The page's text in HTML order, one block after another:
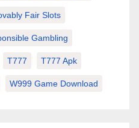
Fair Slots
Gambling
T777 T777 Apk
W999 Game Download